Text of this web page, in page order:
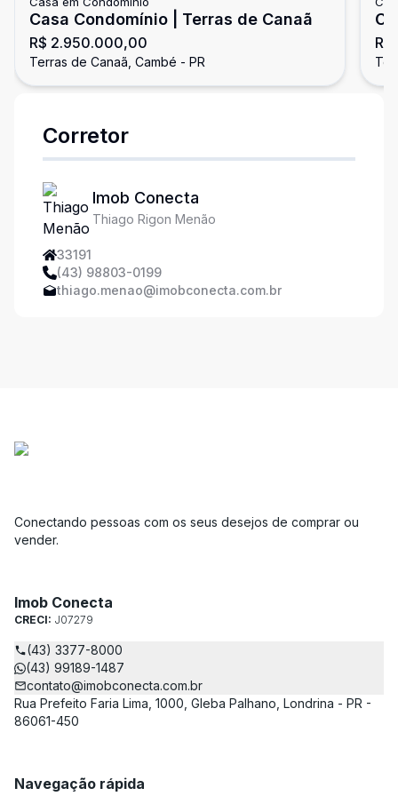
Casa Condomínio | Terras de Canaã
R$ 2.950.000,00
Terras de Canaã, Cambé - PR
Corretor
Imob Conecta
Thiago Rigon Menão
33191
(43) 98803-0199
thiago.menao@imobconecta.com.br
Conectando pessoas com os seus desejos de comprar ou
vender.
Imob Conecta
CRECI: J07279
(43) 3377-8000
(43) 99189-1487
contato@imobconecta.com.br
Rua Prefeito Faria Lima, 1000, Gleba Palhano, Londrina - PR -
86061-450
Navegação rápida